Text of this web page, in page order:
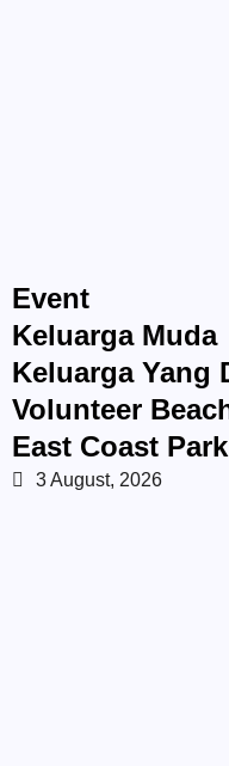
Event
Keluarga Muda
Keluarga Yang
Volunteer
East Coast Park
3 August, 2026